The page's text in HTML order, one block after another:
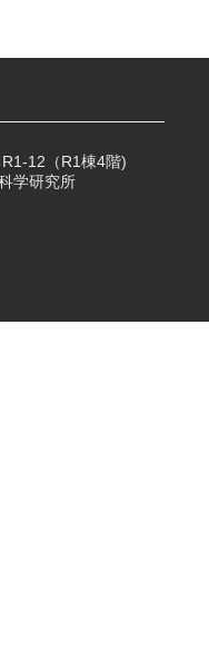
12（R1棟4階)
学研究所